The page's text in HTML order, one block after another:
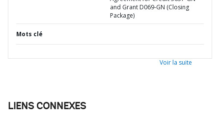
and Grant D069-GN (Closing
Package)
Mots clé
Voir la suite
LIENS CONNEXES